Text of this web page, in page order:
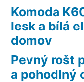
Komoda
lesk a bílá
domov
Pevný rošt
a pohodlný